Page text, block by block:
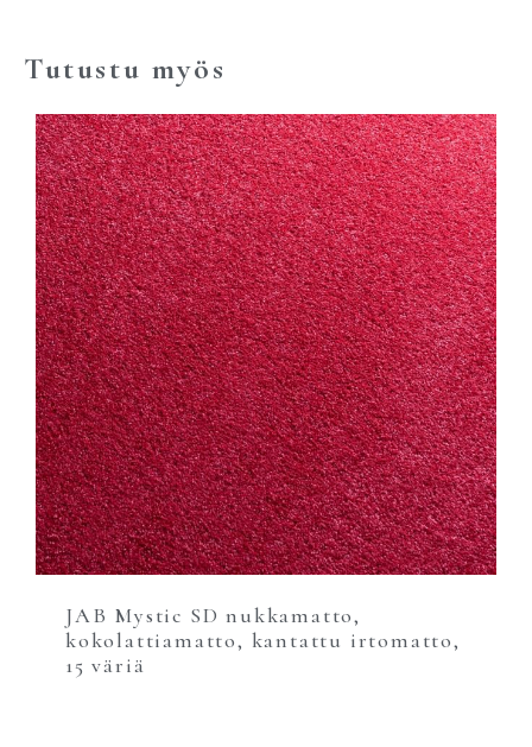
Tutustu myös
JAB Mystic SD nukkamatto,
kokolattiamatto, kantattu irtomatto,
15 väriä